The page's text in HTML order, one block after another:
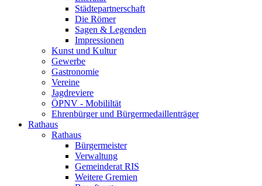
Städtepartnerschaft
Die Römer
Sagen & Legenden
Impressionen
Kunst und Kultur
Gewerbe
Gastronomie
Vereine
Jagdreviere
ÖPNV - Mobililtät
Ehrenbürger und Bürgermedaillenträger
Rathaus
Rathaus
Bürgermeister
Verwaltung
Gemeinderat RIS
Weitere Gremien